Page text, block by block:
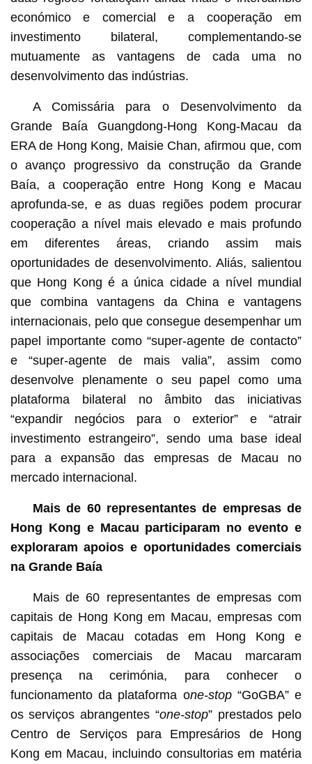
económico e comercial e a cooperação em
investimento bilateral, complementando-se
mutuamente as vantagens de cada uma no
desenvolvimento das indústrias.
A Comissária para o Desenvolvimento da
Grande Baía Guangdong-Hong Kong-Macau da
ERA de Hong Kong, Maisie Chan, afirmou que, com
o avanço progressivo da construção da Grande
Baía, a cooperação entre Hong Kong e Macau
aprofunda-se, e as duas regiões podem procurar
cooperação a nível mais elevado e mais profundo
em diferentes áreas, criando assim mais
oportunidades de desenvolvimento. Aliás, salientou
que Hong Kong é a única cidade a nível mundial
que combina vantagens da China e vantagens
internacionais, pelo que consegue desempenhar um
papel importante como “super-agente de contacto”
e “super-agente de mais valia”, assim como
desenvolve plenamente o seu papel como uma
plataforma bilateral no âmbito das iniciativas
“expandir negócios para o exterior” e “atrair
investimento estrangeiro”, sendo uma base ideal
para a expansão das empresas de Macau no
mercado internacional.
Mais de 60 representantes de empresas de
Hong Kong e Macau participaram no evento e
exploraram apoios e oportunidades comerciais
na Grande Baía
Mais de 60 representantes de empresas com
capitais de Hong Kong em Macau, empresas com
capitais de Macau cotadas em Hong Kong e
associações comerciais de Macau marcaram
presença na cerimónia, para conhecer o
funcionamento da plataforma one-stop“GoGBA” e
os serviços abrangentes “one-stop” prestados pelo
Centro de Serviços para Empresários de Hong
Kong em Macau, incluindo consultorias em matéria